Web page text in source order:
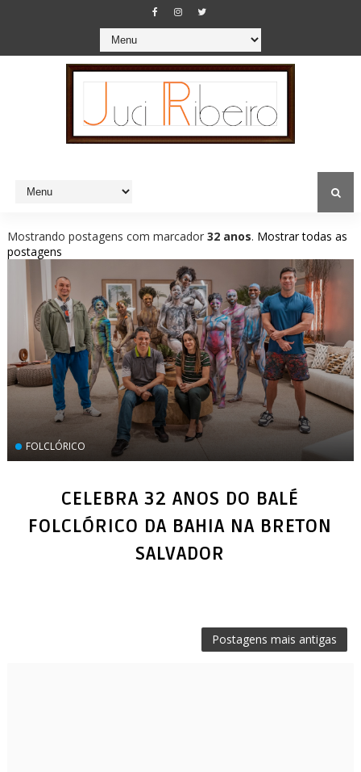
Mostrando postagens com marcador 32 anos. Mostrar todas as
postagens
FOLCLÓRICO
CELEBRA 32 ANOS DO BALÉ
FOLCLÓRICO DA BAHIA NA BRETON
SALVADOR
Postagens mais antigas